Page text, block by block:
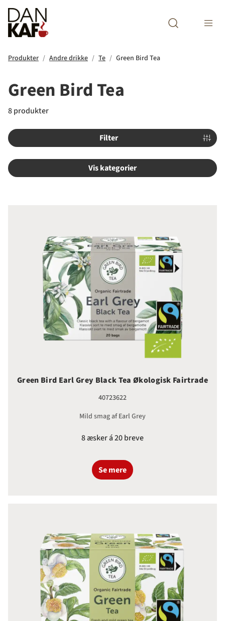
Produkter Andre drikke Te Green Bird Tea
Green Bird Tea
8 produkter
Filter
Vis kategorier
Green Bird Earl Grey Black Tea Økologisk Fairtrade
40723622
Mild smag af Earl Grey
8 æsker á 20 breve
Se mere